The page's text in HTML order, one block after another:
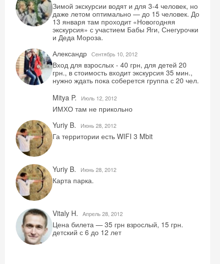
Зимой экскурсии водят и для 3-4 человек, но
даже летом оптимально — до 15 человек. До
13 января там проходит «Новогодняя
экскурсия» с участием Бабы Яги, Снегурочки
и Деда Мороза.
Александр Сентябрь 10, 2012
Вход для взрослых - 40 грн, для детей 20
грн., в стоимость входит экскурсия 35 мин.,
нужно ждать пока соберется группа с 20 чел.
Mitya P.
Июль 12, 2012
ИМХО там не прикольно
Yuriy B.
Июнь 28, 2012
Га территории есть WIFI 3 Mbit
Yuriy B. Июнь 28, 2012
Карта парка.
Vitaly H. Aпрель 28, 2012
Цена билета — 35 грн взрослый, 15 грн.
детский с 6 до 12 лет